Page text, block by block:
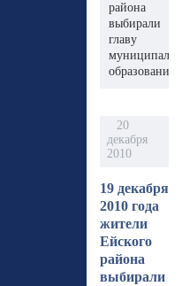
района
выбирали
главу
образования.
20
декабря
2010
19 декабря
2010 года
жители
Ейского
района
выбирали